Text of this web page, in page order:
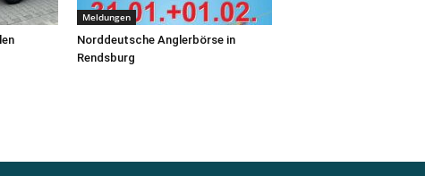
Meldungen
Norddeutsche Anglerbörse in
Rendsburg